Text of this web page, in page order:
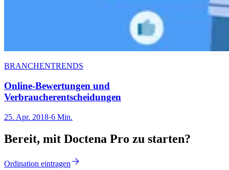
BRANCHENTRENDS
Online-Bewertungen und
Verbraucherentscheidungen
25. Apr. 2018·6 Min.
Bereit, mit Doctena Pro zu starten?
Ordination eintragen